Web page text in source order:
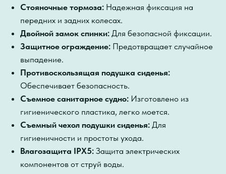
Стояночные тормоза: Надежная фиксация на
передних и задних колесах.
Двойной замок спинки: Для безопасной фиксации.
Защитное ограждение: Предотвращает случайное
выпадение.
Противоскользящая подушка сиденья:
Обеспечивает безопасность.
Съемное санитарное судно: Изготовлено из
гигиенического пластика, легко моется.
Съемный чехол подушки сиденья: Для
гигиеничности и простоты ухода.
Влагозащита IPX5: Защита электрических
компонентов от струй воды.